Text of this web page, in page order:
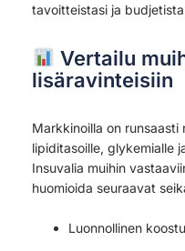
tavoitteistasi ja
Vertailu
lisäravinteisiin
Markkinoilla on
lipiditasoille, glykemialle
Insuvalia muihin
huomioida seuraavat
Luonnollinen